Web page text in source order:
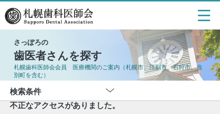
さっぽろの
歯医者さんを探す
札幌歯科医師会会員 医療機関のご案内（札幌市、江別市、石狩市、当
別町を含む）
検索条件
不正なアクセスがありました。